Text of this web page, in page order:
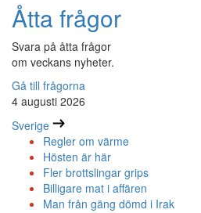
Åtta frågor
Svara på åtta frågor
om veckans nyheter.
Gå till frågorna
4 augusti 2026
Sverige
Regler om värme
Hösten är här
Fler brottslingar grips
Billigare mat i affären
Man från gäng dömd i Irak